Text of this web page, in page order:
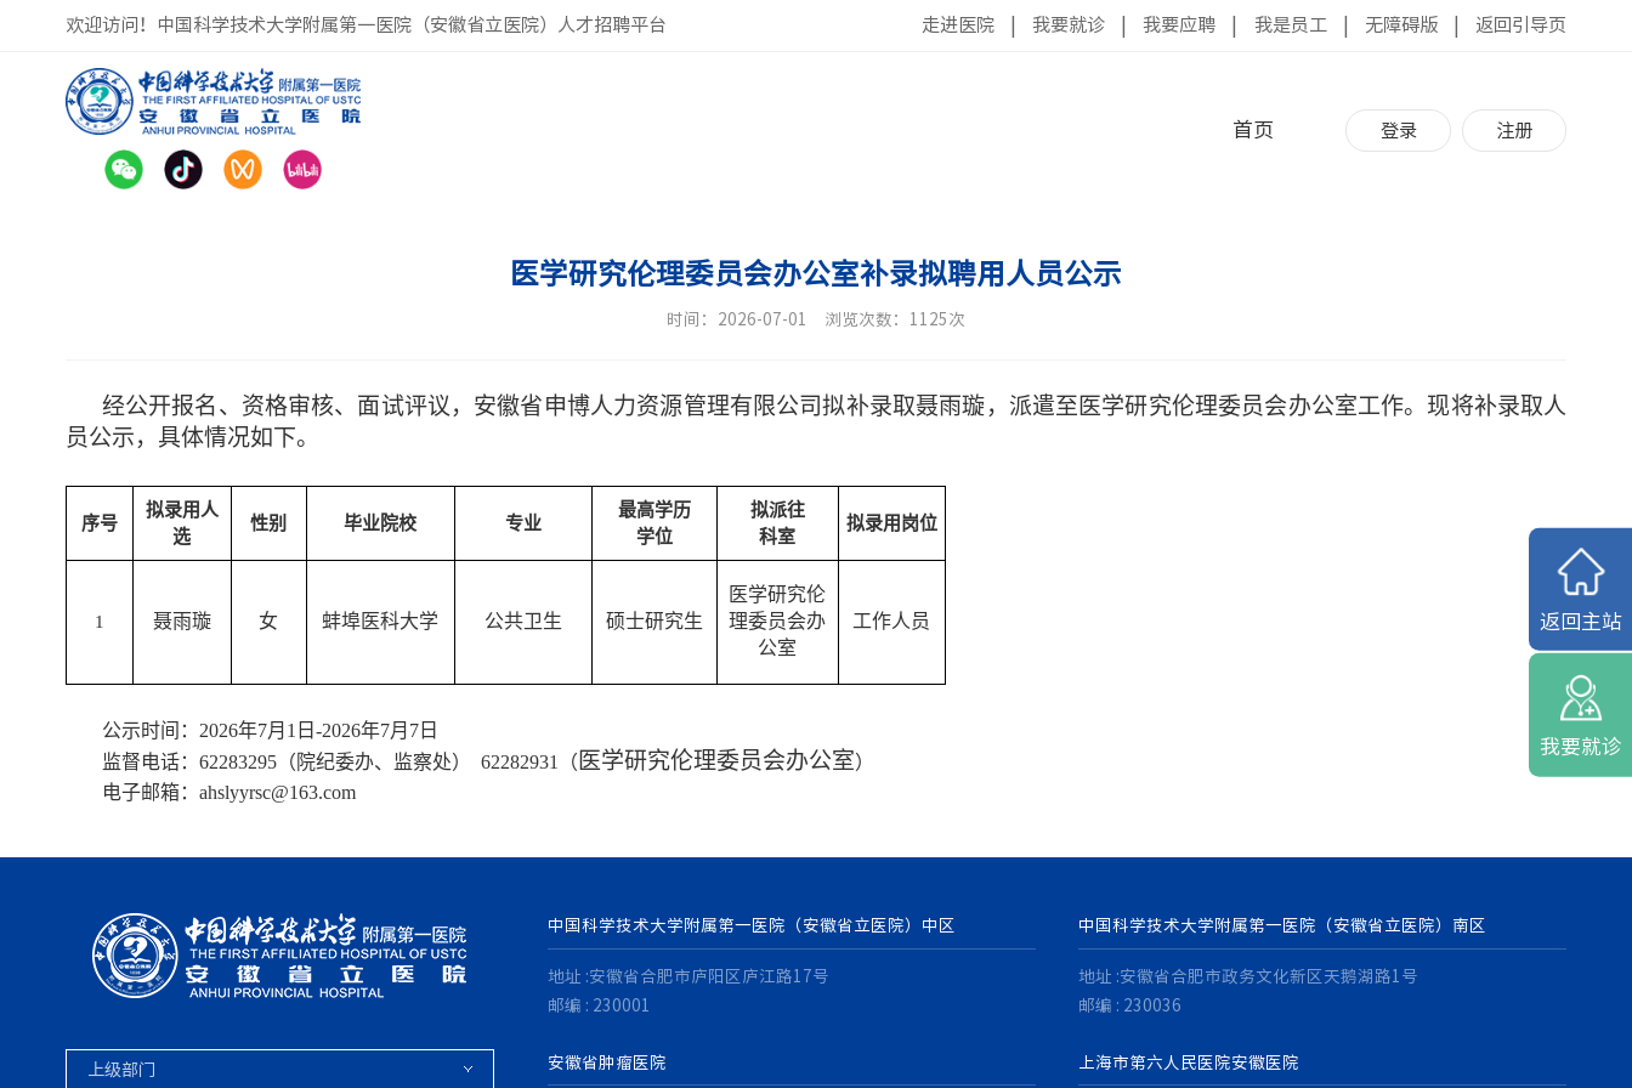
欢迎访问！中国科学技术大学附属第一医院（安徽省立医院）人才招聘平台 走进医院 我要就诊 我要应聘 我是员工 无障碍版 返回引导页
登录 注册
首页
医学研究伦理委员会办公室补录拟聘用人员公示
时间：2026-07-01 浏览次数：1125次
经公开报名、资格审核、面试评议，安徽省申博人力资源管理有限公司拟补录取聂雨璇，派遣至医学研究伦理委员会办公室工作。现将补录取人
员公示，具体情况如下。
序号
拟录用人
选
性别 毕业院校 专业
最高学历
学位
拟派往
科室
拟录用岗位
1 聂雨璇 女 蚌埠医科大学 公共卫生 硕士研究生
医学研究伦
理委员会办
公室
工作人员
公示时间： 2026年7月 1 日 -2026年7月 7日
监督电话： 62283295（院纪委办、监察处） 62282931（ 医学研究伦理委员会办公室）
电子邮箱： ahslyyrsc@163.com
中国科学技术大学附属第一医院（安徽省立医院）中区
地址 :安徽省合肥市庐阳区庐江路17号
邮编 : 230001
中国科学技术大学附属第一医院（安徽省立医院）南区
地址 :安徽省合肥市政务文化新区天鹅湖路1号
邮编 : 230036
安徽省肿瘤医院 上海市第六人民医院安徽医院
返回主站
我要就诊